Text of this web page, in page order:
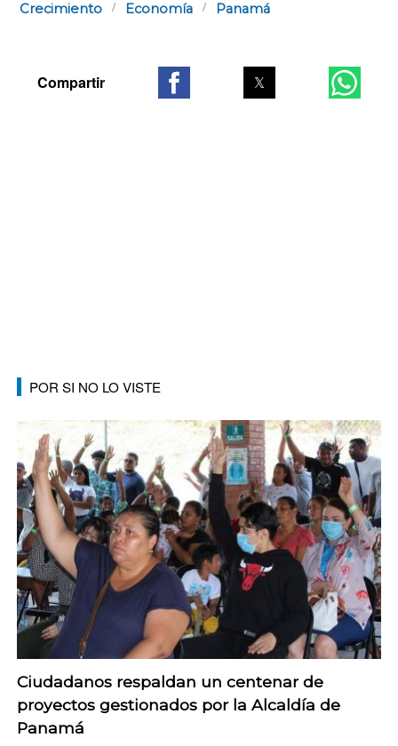
Crecimiento Economía Panamá
POR SI NO LO VISTE
Ciudadanos respaldan un centenar de
proyectos gestionados por la Alcaldía de
Panamá